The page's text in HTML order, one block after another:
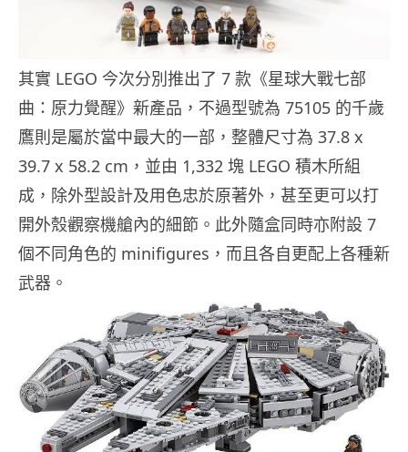
其實 LEGO 今次分別推出了 7 款《星球大戰七部
曲：原力覺醒》新產品，不過型號為 75105 的千歲
鷹則是屬於當中最大的一部，整體尺寸為 37.8 x
39.7 x 58.2 cm，並由 1,332 塊 LEGO 積木所組
成，除外型設計及用色忠於原著外，甚至更可以打
開外殼觀察機艙內的細節。此外隨盒同時亦附設 7
個不同角色的 minifigures，而且各自更配上各種新
武器。